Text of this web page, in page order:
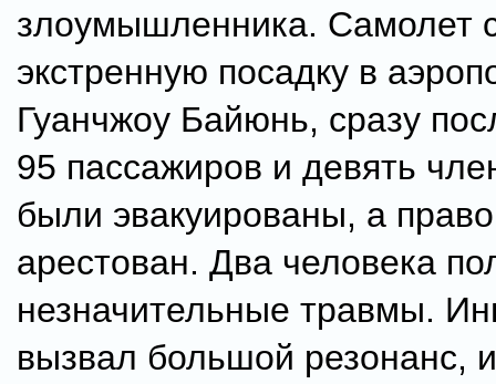
злоумышленника. Самолет
экстренную посадку в
Гуанчжоу Байюнь, сразу
95 пассажиров и девять
были эвакуированы, а
арестован. Два человека
незначительные травмы.
вызвал большой резонанс,